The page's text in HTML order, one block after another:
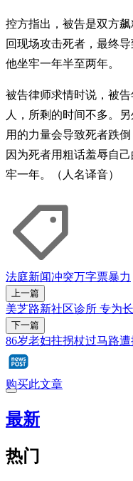
控方指出，被告是双方
回现场攻击死者，最终
他坐牢一年半至两年。
被告律师求情时说，被
人，所剩的时间不多。
用的力量会导致死者跌
因为死者用粗话羞辱自
牢一年。（人名译音）
法庭新闻冲突万字票暴力
上一篇
美芝路新社区诊所 专为
下一篇
86岁老妇拄拐杖过马路
购买此文章
最新
热门